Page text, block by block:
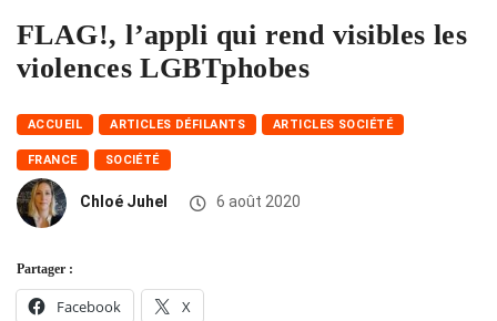
FLAG!, l’appli qui rend visibles les
violences LGBTphobes
ACCUEIL ARTICLES DÉFILANTS ARTICLES SOCIÉTÉ
FRANCE SOCIÉTÉ
Chloé Juhel 6 août 2020
Partager :
Facebook X